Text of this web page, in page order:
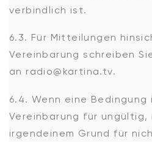
verbindlich ist.
6.3. Für Mitteilungen
Vereinbarung schreiben
an radio@kartina.tv.
6.4. Wenn eine Bedingung
Vereinbarung für
irgendeinem Grund für